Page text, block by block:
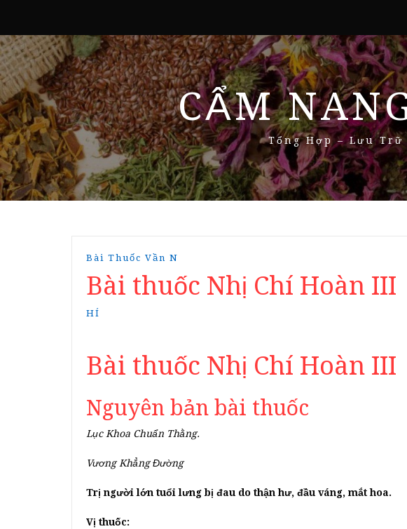
CẨM
Tổng Hợp – Lưu
Bài Thuốc Vần N
Bài thuốc Nhị Chí Hoàn III
HÍ
Bài thuốc Nhị Chí Hoàn III
Nguyên bản bài thuốc
Lục Khoa Chuẩn Thằng.
Vương Khẳng Đường
Trị người lớn tuổi lưng bị đau do thận hư, đầu váng, mắt hoa.
Vị thuốc: